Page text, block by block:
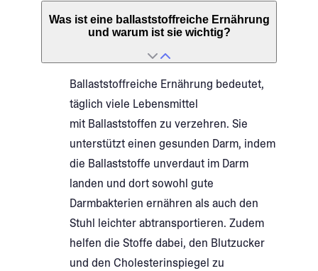
Was ist eine ballaststoffreiche Ernährung
und warum ist sie wichtig?
Ballaststoffreiche Ernährung bedeutet,
täglich viele Lebensmittel
mit Ballaststoffen zu verzehren. Sie
unterstützt einen gesunden Darm, indem
die Ballaststoffe unverdaut im Darm
landen und dort sowohl gute
Darmbakterien ernähren als auch den
Stuhl leichter abtransportieren. Zudem
helfen die Stoffe dabei, den Blutzucker
und den Cholesterinspiegel zu